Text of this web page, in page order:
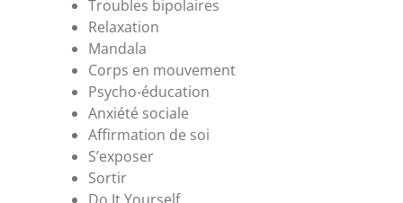
Troubles bipolaires
Relaxation
Mandala
Corps en mouvement
Psycho-éducation
Anxiété sociale
Affirmation de soi
S’exposer
Sortir